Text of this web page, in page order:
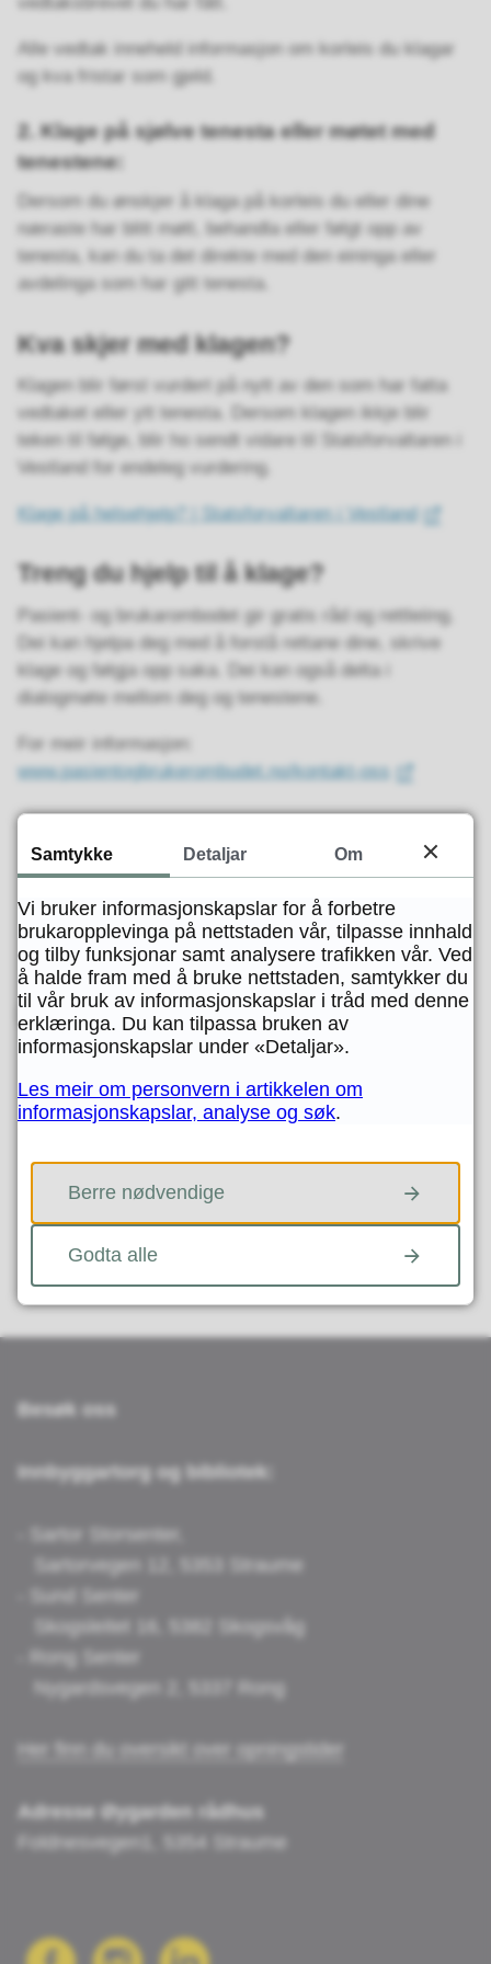
Alle vedtak inneheld informasjon om korleis du klagar
og kva fristar som gjeld.
2. Klage på sjølve tenesta eller møtet med
tenestene:
Dersom du ønskjer å klaga på korleis du eller dine
næraste har blitt møtt, behandla eller følgt opp av
tenesta, kan du ta det direkte med den eininga eller
avdelinga som har gitt tenesta.
Kva skjer med klagen?
Klagen blir først vurdert på nytt av den som har fatta
vedtaket eller ytt tenesta. Dersom klagen ikkje blir
teken til følge, blir ho sendt vidare til Statsforvaltaren i
Vestland for endeleg vurdering.
Klage på helsehjelp? | Statsforvaltaren i Vestland
Treng du hjelp til å klage?
Pasient- og brukarombodet gir gratis råd og rettleiing.
Dei kan hjelpa deg med å forstå rettane dine, skrive
klage og følgja opp saka. Dei kan også delta i
dialogmøte mellom deg og tenestene.
For meir informasjon:
www.pasientogbrukerombudet.no/kontakt-oss
Sist endra 17.09.2025 09.52
Skriv utDel på Facebook
Del på Twitter
Del på LinkedIn
Tips en venn
Fann du det du leita etter?
JA NEI
Besøk oss
Innbyggartorg og bibliotek:
- Sartor Storsenter,
Sartorvegen 12, 5353 Straume
- Sund Senter
Skogsleitet 16, 5382 Skogsvåg
- Rong Senter
Nygardsvegen 2, 5337 Rong
Her finn du oversikt over opningstider
Adresse Øygarden rådhus
Foldnesvegen1, 5354 Straume
Samtykke Detaljar Om
Vi bruker informasjonskapslar for å forbetre
brukaropplevinga på nettstaden vår, tilpasse innhald
og tilby funksjonar samt analysere trafikken vår. Ved
å halde fram med å bruke nettstaden, samtykker du
til vår bruk av informasjonskapslar i tråd med denne
erklæringa. Du kan tilpassa bruken av
informasjonskapslar under «Detaljar».
Les meir om personvern i artikkelen om
informasjonskapslar, analyse og søk.
Berre nødvendige
Godta alle